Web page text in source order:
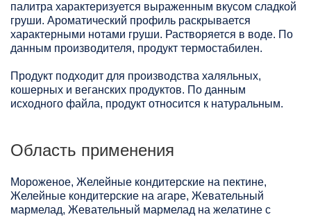
палитра характеризуется выраженным вкусом сладкой
груши. Ароматический профиль раскрывается
характерными нотами груши. Растворяется в воде. По
данным производителя, продукт термостабилен.
Продукт подходит для производства халяльных,
кошерных и веганских продуктов. По данным
исходного файла, продукт относится к натуральным.
Область применения
Мороженое, Желейные кондитерские на пектине,
Желейные кондитерские на агаре, Жевательный
мармелад, Жевательный мармелад на желатине с